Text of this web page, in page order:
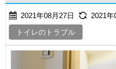
2021年08月27日
2021年
トイレのトラブル